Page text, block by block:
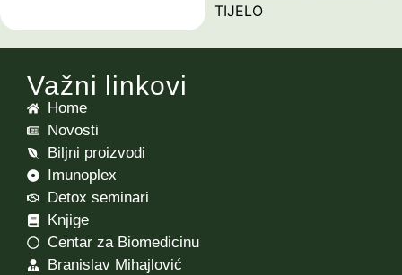
TIJELO
Važni linkovi
Home
Novosti
Biljni proizvodi
Imunoplex
Detox seminari
Knjige
Centar za Biomedicinu
Branislav Mihajlović